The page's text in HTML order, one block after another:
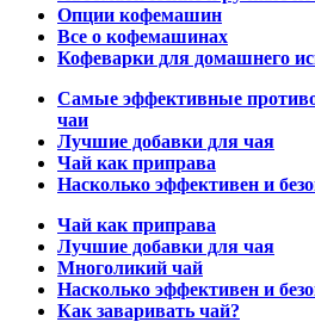
Опции кофемашин
Все о кофемашинах
Кофеварки для домашнего
Самые эффективные
чаи
Лучшие добавки для чая
Чай как приправа
Насколько эффективен и
Чай как приправа
Лучшие добавки для чая
Многоликий чай
Насколько эффективен и
Как заваривать чай?